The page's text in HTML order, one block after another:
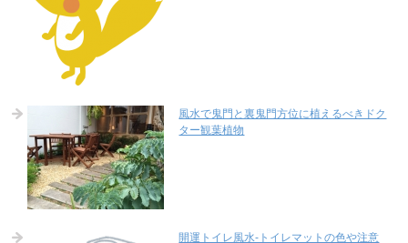
風水で鬼門と裏鬼門方位に植えるべきドク
ター観葉植物
開運トイレ風水-トイレマットの色や注意